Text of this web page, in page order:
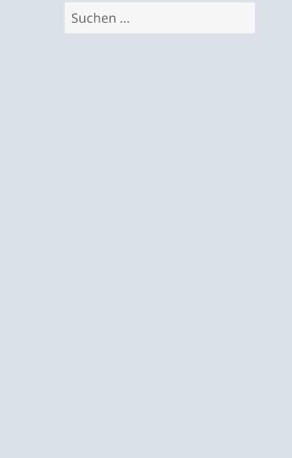
Suchen
nach: